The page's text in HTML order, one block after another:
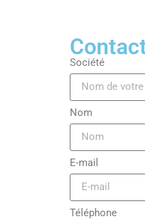
Société
Nom
E-mail
Téléphone